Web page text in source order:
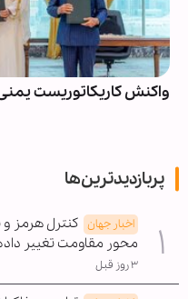
واکنش کاریکاتوریست
پربازدیدترین‌ها
اخبار جهان کنترل هرمز و
محور مقاومت تغییر
۳ روز قبل